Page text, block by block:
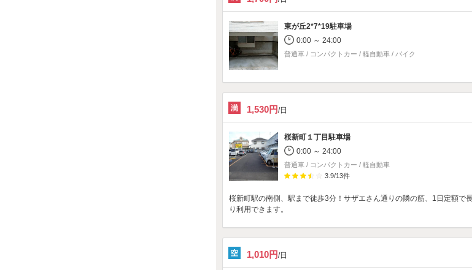
東が丘2*7*19駐車場
0:00 ～ 24:00
普通車 / コンパクトカー / 軽自動車 / バイク
1,530円/日
桜新町１丁目駐車場
0:00 ～ 24:00
普通車 / コンパクトカー / 軽自動車
3.9/13件
桜新町駅の南側、駅まで徒歩3分！サザエさん通りの隣の筋、1日定額で
り利用できます。
1,010円/日